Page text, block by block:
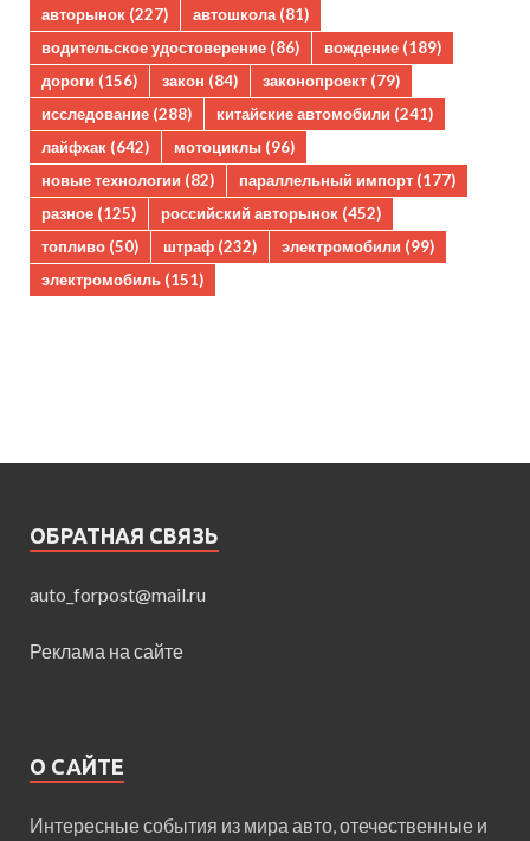
авторынок (227) автошкола(81)
водительское удостоверение (86) вождение (189)
дороги (156) закон (84) законопроект (79)
исследование (288) китайские автомобили (241)
лайфхак (642) мотоциклы (96)
новые технологии (82) параллельный импорт (177)
разное (125) российский авторынок (452)
топливо (50) штраф (232) электромобили (99)
электромобиль (151)
ОБРАТНАЯ СВЯЗЬ
auto_forpost@mail.ru
Реклама на сайте
О САЙТЕ
Интересные события из мира авто, отечественные и